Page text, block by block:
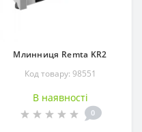
Млинниця Remta KR2
Код товару: 98551
В наявності
0